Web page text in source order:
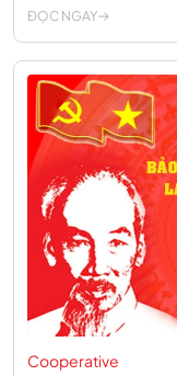
ĐỌC NGAY
Cooperative